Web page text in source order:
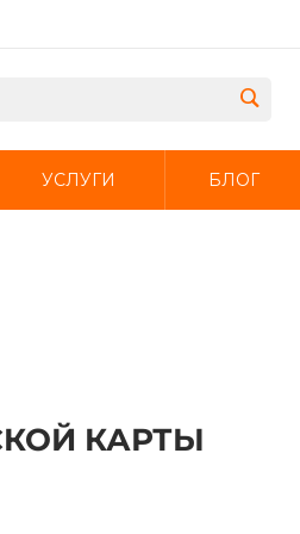
УСЛУГИ БЛОГ
КАРТЫ